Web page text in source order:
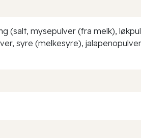
(salt, mysepulver (fra melk),
syre (melkesyre),